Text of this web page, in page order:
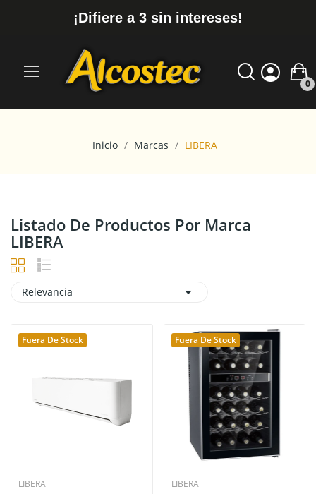
¡Difiere a 3 sin intereses!
0
Inicio Marcas LIBERA
Listado De Productos Por Marca
LIBERA
Relevancia 
Fuera De Stock
LIBERA
Fuera De Stock
LIBERA